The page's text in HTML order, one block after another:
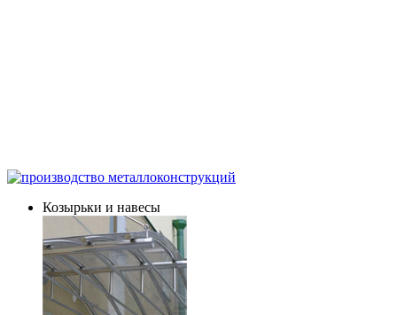
Козырьки и навесы